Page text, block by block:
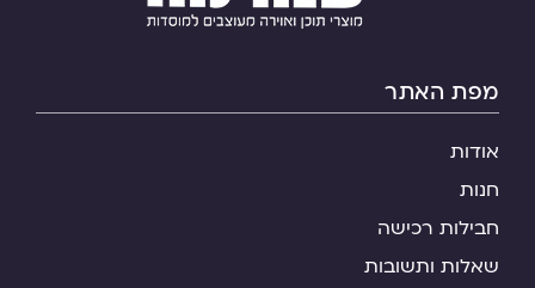
מפת האתר
אודות
חנות
חבילות רכישה
שאלות ותשובות